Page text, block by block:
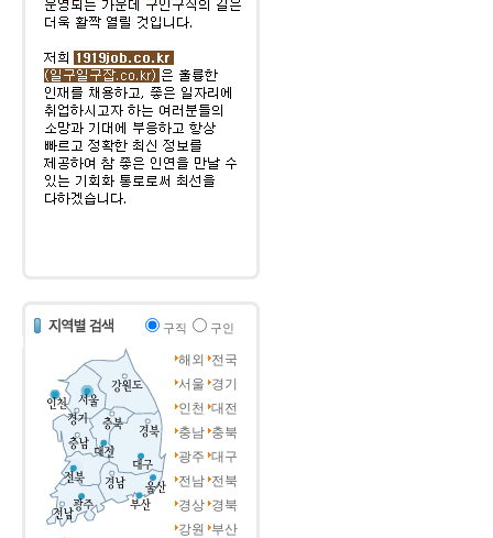
구직 구인
해외
전국
서울 경기
인천 대전
충남 충북
광주 대구
전남 전북
경상 경북
강원
부산